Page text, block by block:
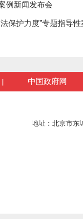
例新闻发布会
保护力度”专题指导
| 中国政府网
地址：北京市东